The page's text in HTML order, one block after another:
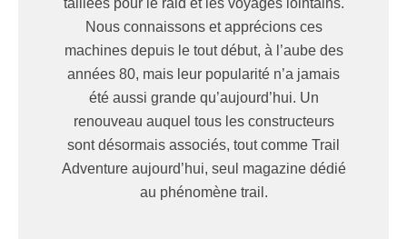
taillées pour le raid et les voyages lointains.
Nous connaissons et apprécions ces
machines depuis le tout début, à l’aube des
années 80, mais leur popularité n’a jamais
été aussi grande qu’aujourd’hui. Un
renouveau auquel tous les constructeurs
sont désormais associés, tout comme Trail
Adventure aujourd’hui, seul magazine dédié
au phénomène trail.